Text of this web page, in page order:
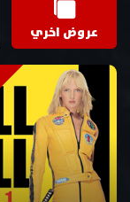
عروض اخري